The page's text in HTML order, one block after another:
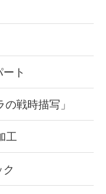
ト
戦時描写」
工